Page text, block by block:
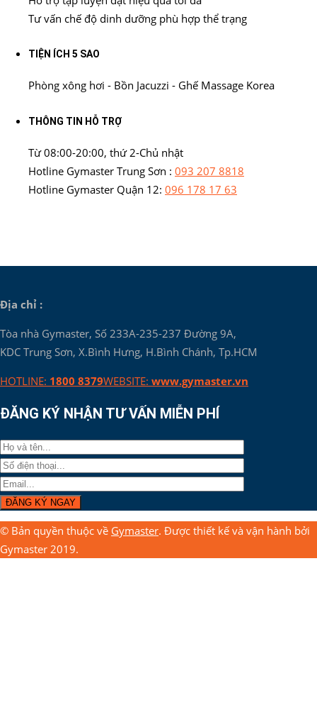
Tư vấn chế độ dinh dưỡng phù hợp thể trạng
TIỆN ÍCH 5 SAO
Phòng xông hơi - Bồn Jacuzzi - Ghế Massage Korea
THÔNG TIN HỖ TRỢ
Từ 08:00-20:00, thứ 2-Chủ nhật
Hotline Gymaster Trung Sơn : 093 207 8818
Hotline Gymaster Quận 12: 096 178 17 63
Địa chỉ :
Tòa nhà Gymaster, Số 233A-235-237 Đường 9A,
KDC Trung Sơn, X.Bình Hưng, H.Bình Chánh, Tp.HCM
HOTLINE: 1800 8379WEBSITE: www.gymaster.vn
ĐĂNG KÝ NHẬN TƯ VẤN MIỄN PHÍ
© Bản quyền thuộc về Gymaster. Được thiết kế và vận hành bởi
Gymaster 2019.